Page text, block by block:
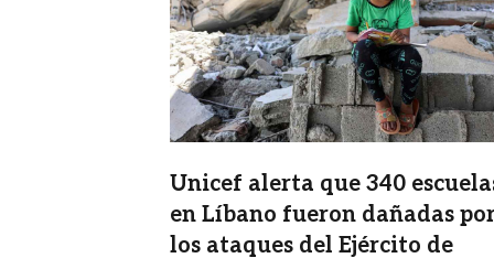
Unicef alerta que 340
en Líbano fueron dañadas
los ataques del Ejército de